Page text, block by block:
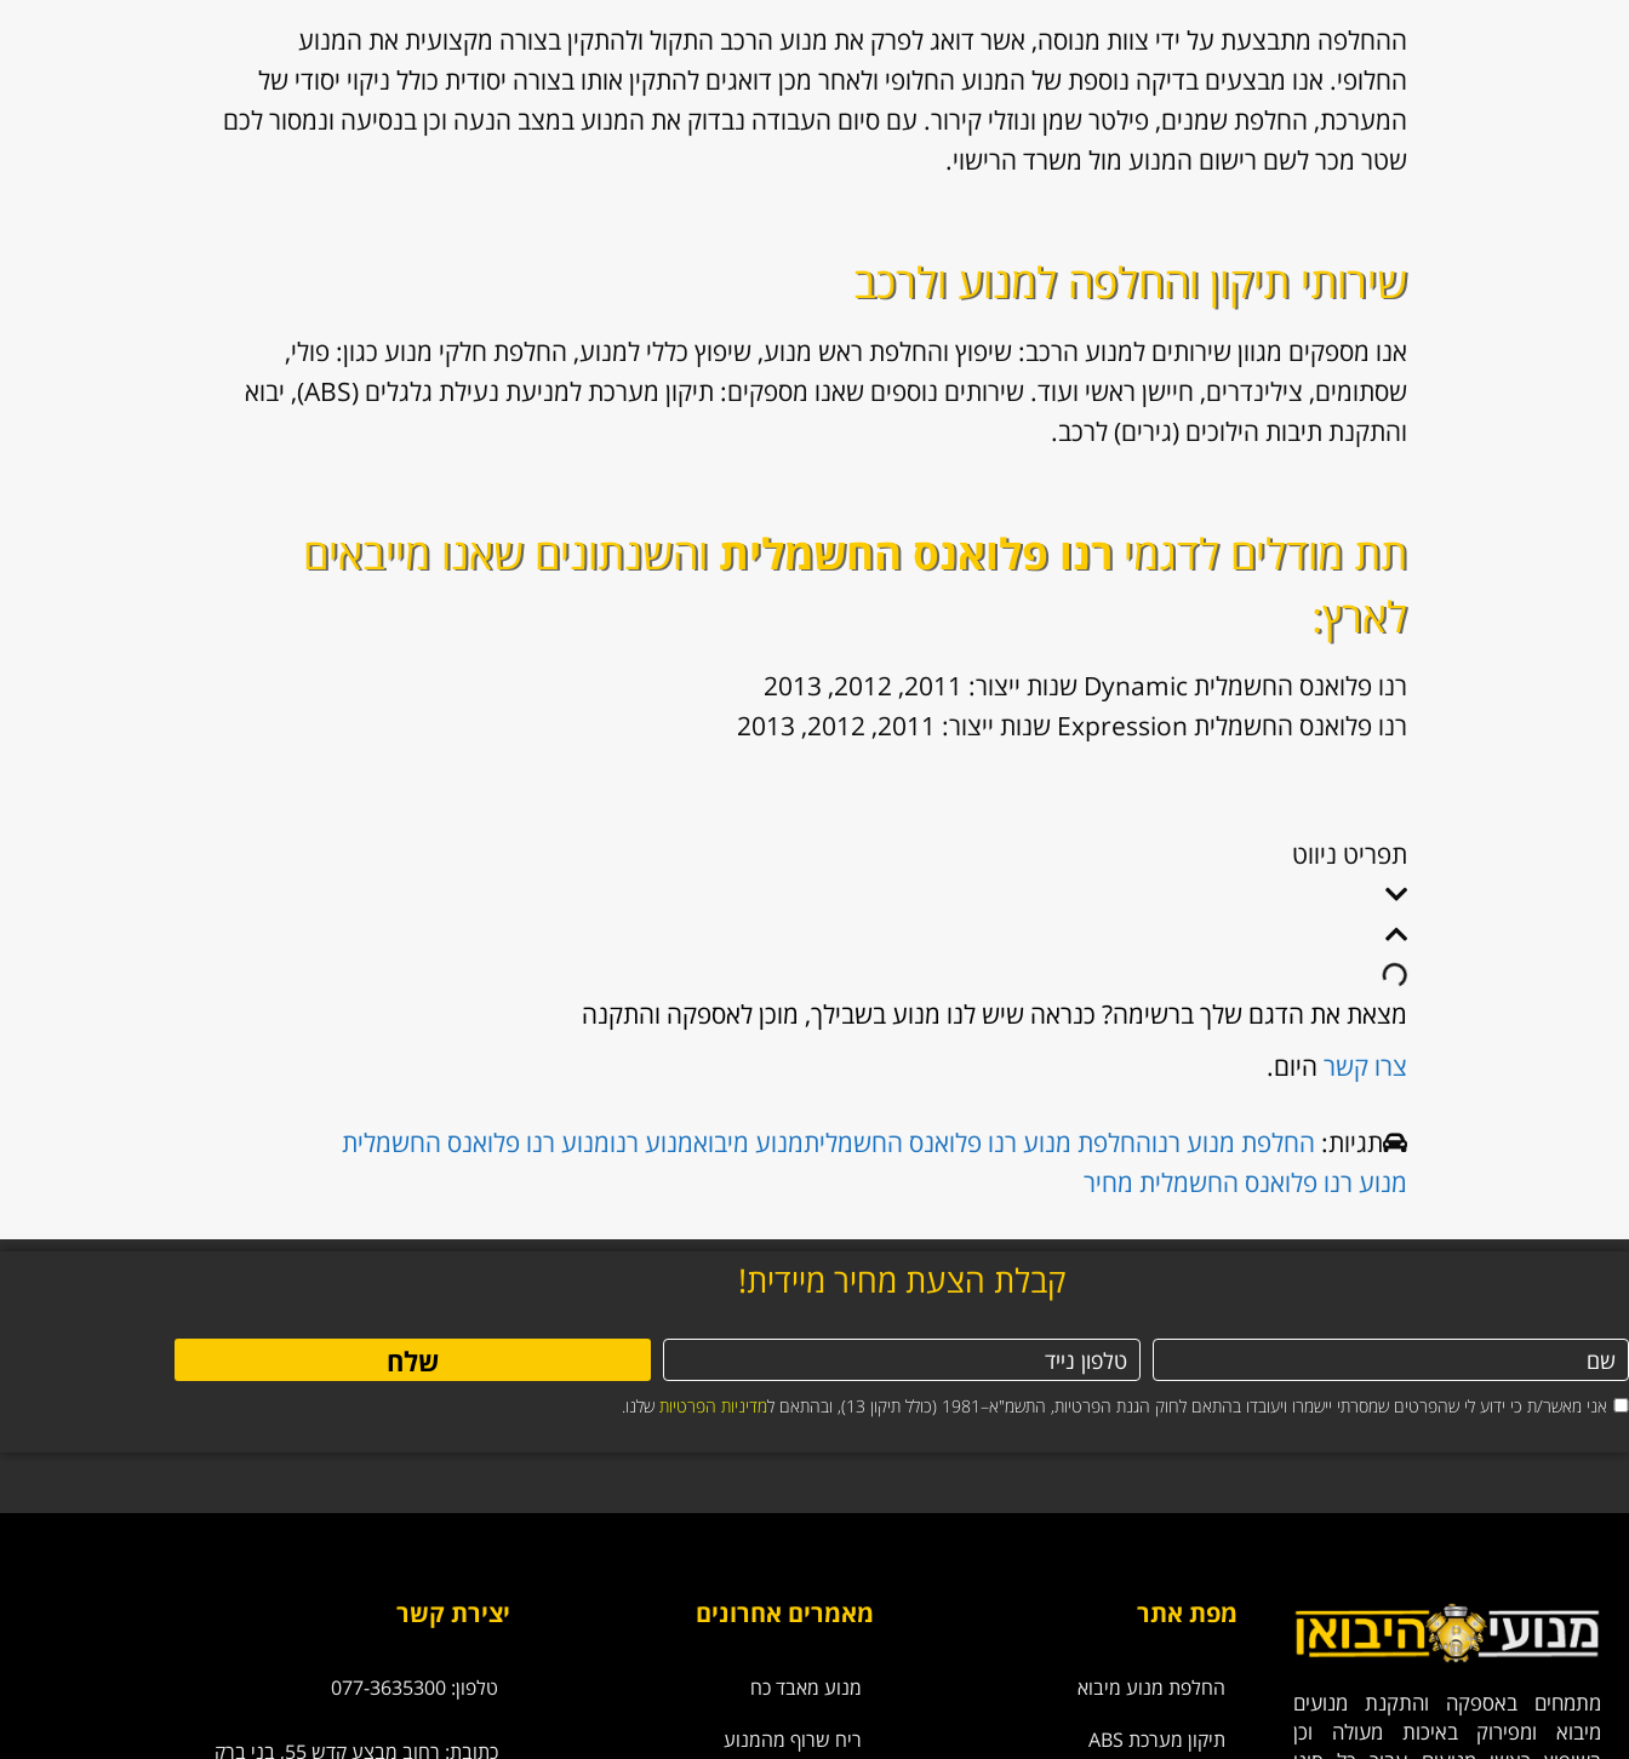
ההחלפה מתבצעת על ידי צוות מנוסה, אשר דואג לפרק את מנוע הרכב התקול ולהתקין בצורה מקצועית את המנוע
החלופי. אנו מבצעים בדיקה נוספת של המנוע החלופי ולאחר מכן דואגים להתקין אותו בצורה יסודית כולל ניקוי יסודי של
המערכת, החלפת שמנים, פילטר שמן ונוזלי קירור. עם סיום העבודה נבדוק את המנוע במצב הנעה וכן בנסיעה ונמסור לכם
שטר מכר לשם רישום המנוע מול משרד הרישוי.
שירותי תיקון והחלפה למנוע ולרכב
אנו מספקים מגוון שירותים למנוע הרכב: שיפוץ והחלפת ראש מנוע, שיפוץ כללי למנוע, החלפת חלקי מנוע כגון: פולי,
שסתומים, צילינדרים, חיישן ראשי ועוד. שירותים נוספים שאנו מספקים: תיקון מערכת למניעת נעילת גלגלים (ABS), יבוא
והתקנת תיבות הילוכים (גירים) לרכב.
תת מודלים לדגמי רנו פלואנס החשמלית והשנתונים שאנו מייבאים
לארץ:
רנו פלואנס החשמלית Dynamic שנות ייצור: 2011, 2012, 2013
רנו פלואנס החשמלית Expression שנות ייצור: 2011, 2012, 2013
תפריט ניווט
מצאת את הדגם שלך ברשימה? כנראה שיש לנו מנוע בשבילך, מוכן לאספקה והתקנה
צרו קשרהיום.
תגיות: החלפת מנוע רנוהחלפת מנוע רנו פלואנס החשמליתמנוע מיבואמנוע רנומנוע רנו פלואנס החשמלית
מנוע רנו פלואנס החשמלית מחיר
קבלת הצעת מחיר מיידית!
אני מאשר/ת כי ידוע לי שהפרטים שמסרתי יישמרו ויעובדו בהתאם לחוק הגנת הפרטיות, התשמ"א–1981 (כולל תיקון 13), ובהתאם ל מדיניות הפרטיות שלנו.
שלח
מתמחים באספקה והתקנת מנועים
מיבוא ומפירוק באיכות מעולה וכן
מפת אתר
החלפת מנוע מיבוא
תיקון מערכת ABS
מאמרים אחרונים
מנוע מאבד כח
ריח שרוף מהמנוע
יצירת קשר
טלפון: 077-3635300
כתובת: רחוב מבצע קדש 55, בני ברק